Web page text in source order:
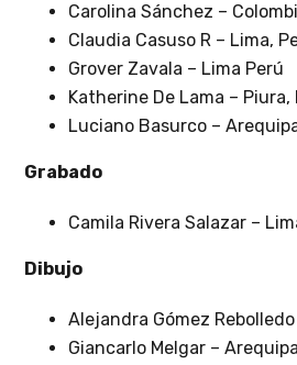
Carolina Sánchez –
Claudia Casuso R – Lima,
Grover Zavala – Lima Perú
Katherine De Lama – Piura,
Luciano Basurco –
Grabado
Camila Rivera Salazar –
Dibujo
Alejandra Gómez
Giancarlo Melgar –